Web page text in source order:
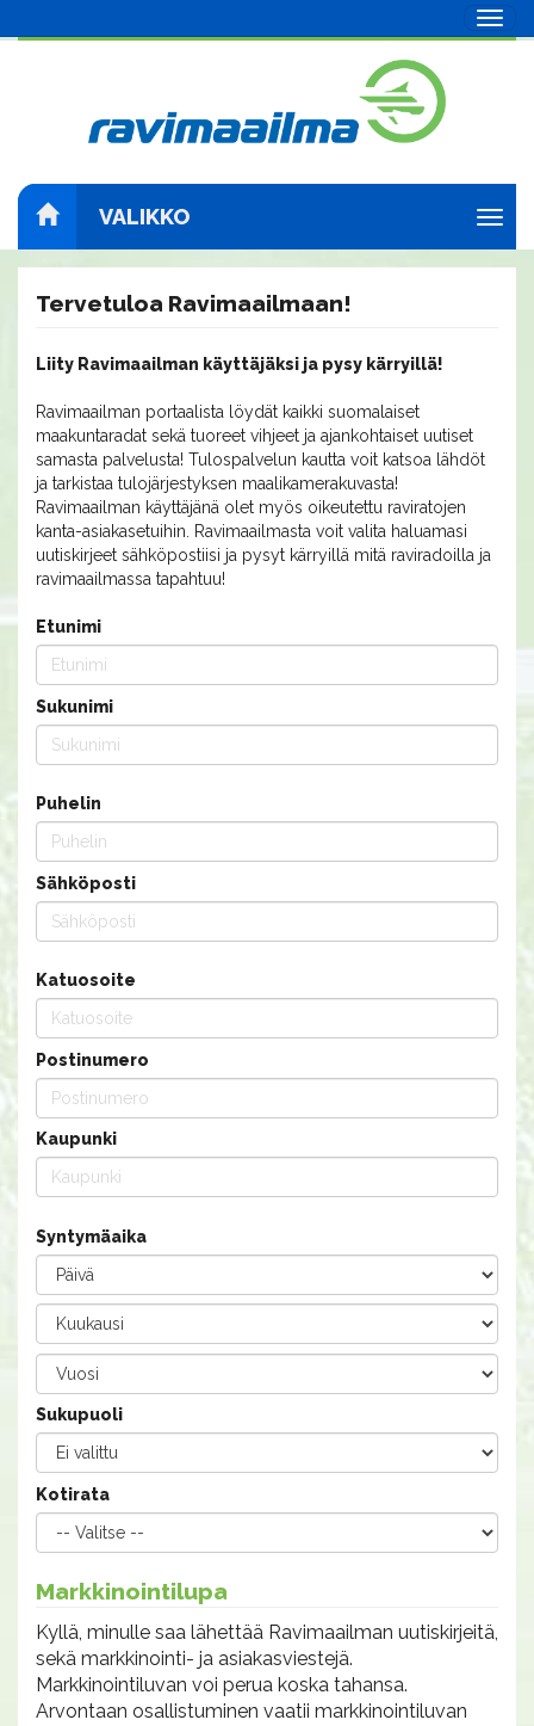
VALIKKO
Tervetuloa Ravimaailmaan!
Liity Ravimaailman käyttäjäksi ja pysy kärryillä!
Ravimaailman portaalista löydät kaikki suomalaiset
maakuntaradat sekä tuoreet vihjeet ja ajankohtaiset uutiset
samasta palvelusta! Tulospalvelun kautta voit katsoa lähdöt
ja tarkistaa tulojärjestyksen maalikamerakuvasta!
Ravimaailman käyttäjänä olet myös oikeutettu raviratojen
kanta-asiakasetuihin. Ravimaailmasta voit valita haluamasi
uutiskirjeet sähköpostiisi ja pysyt kärryillä mitä raviradoilla ja
ravimaailmassa tapahtuu!
Etunimi
Sukunimi
Puhelin
Sähköposti
Katuosoite
Postinumero
Kaupunki
Syntymäaika
Sukupuoli
Kotirata
Markkinointilupa
Kyllä, minulle saa lähettää Ravimaailman uutiskirjeitä,
sekä markkinointi- ja asiakasviestejä.
Markkinointiluvan voi perua koska tahansa.
Arvontaan osallistuminen vaatii markkinointiluvan